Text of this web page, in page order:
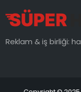
Reklam & iş birliği: